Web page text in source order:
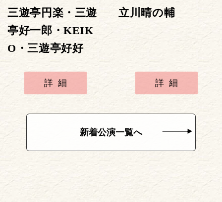
三遊亭円楽・三遊
亭好一郎・KEIK
O・三遊亭好好
詳細
立川晴の輔
詳細
新着公演一覧へ